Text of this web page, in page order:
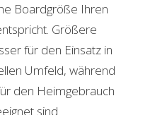
Boardgröße Ihren
Größere
für den Einsatz in
Umfeld, während
den Heimgebrauch
sind.